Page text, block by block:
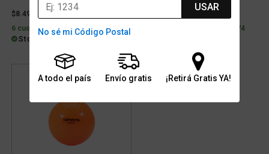
USAR
No sé mi Código Postal
A todo el país Envío gratis ¡Retirá Gratis YA!
$8.499
6 cuotas con interés de $1.874
Stock para retiro/envío
6 cuotas con interés de $1.874